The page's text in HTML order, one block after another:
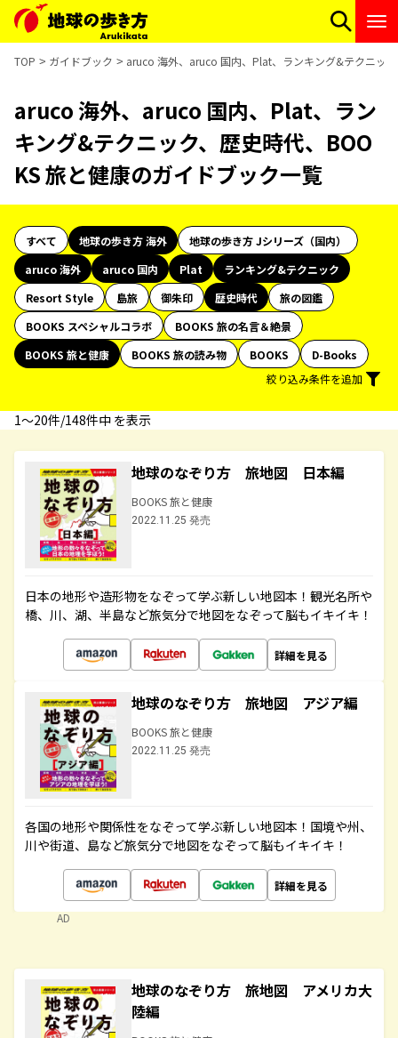
TOP ガイドブック aruco 海外、aruco 国内、Plat、ランキング&テクニッ
aruco 海外、aruco 国内、Plat、ラン
キング&テクニック、歴史時代、BOO
KS 旅と健康のガイドブック一覧
すべて 地球の歩き方 海外
地球の歩き方 Jシリーズ（国内）
aruco 海外
aruco 国内 Plat
ランキング&テクニック
Resort Style
島旅 御朱印 歴史時代
旅の図鑑
BOOKS スペシャルコラボ
BOOKS 旅の名言＆絶景
BOOKS 旅と健康
BOOKS 旅の読み物 BOOKS
D-Books
絞り込み条件を追加
1〜20件/148件中 を表示
地球のなぞり方 旅地図 日本編
BOOKS 旅と健康
2022.11.25 発売
日本の地形や造形物をなぞって学ぶ新しい地図本！観光名所や
橋、川、湖、半島など旅気分で地図をなぞって脳もイキイキ！
詳細を見る
地球のなぞり方 旅地図 アジア編
BOOKS 旅と健康
2022.11.25 発売
各国の地形や関係性をなぞって学ぶ新しい地図本！国境や州、
川や街道、島など旅気分で地図をなぞって脳もイキイキ！
詳細を見る
AD
地球のなぞり方 旅地図 アメリカ大
陸編